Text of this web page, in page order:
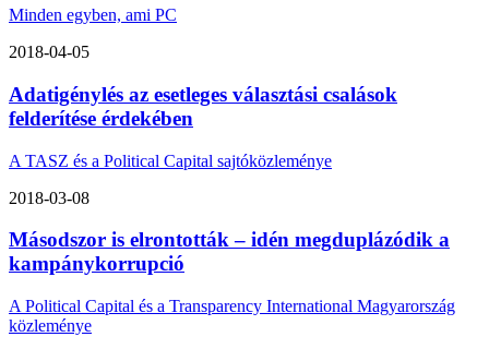
Minden egyben, ami PC
2018-04-05
Adatigénylés az esetleges választási csalások
felderítése érdekében
A TASZ és a Political Capital sajtóközleménye
2018-03-08
Másodszor is elrontották – idén megduplázódik a
kampánykorrupció
A Political Capital és a Transparency International Magyarország
közleménye